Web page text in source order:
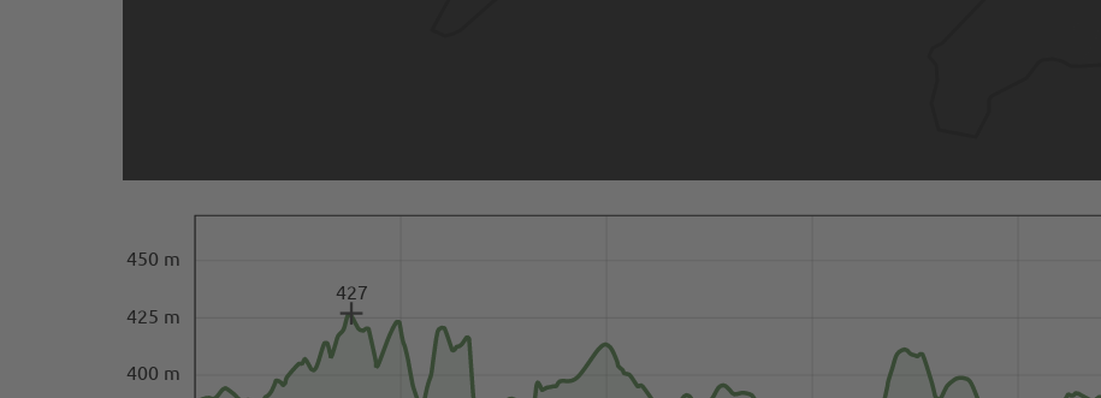
400 m
425 m
450 m
427